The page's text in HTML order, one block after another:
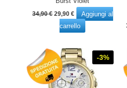
34,90€ Il
prezzo
originale
era:
29,90 €Il
prezzo
attuale
è:
Aggiungi al
carrello
-3%